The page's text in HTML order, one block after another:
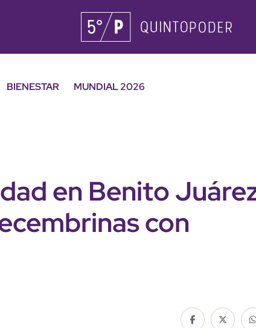
BIENESTAR
MUNDIAL 2026
en Benito
con